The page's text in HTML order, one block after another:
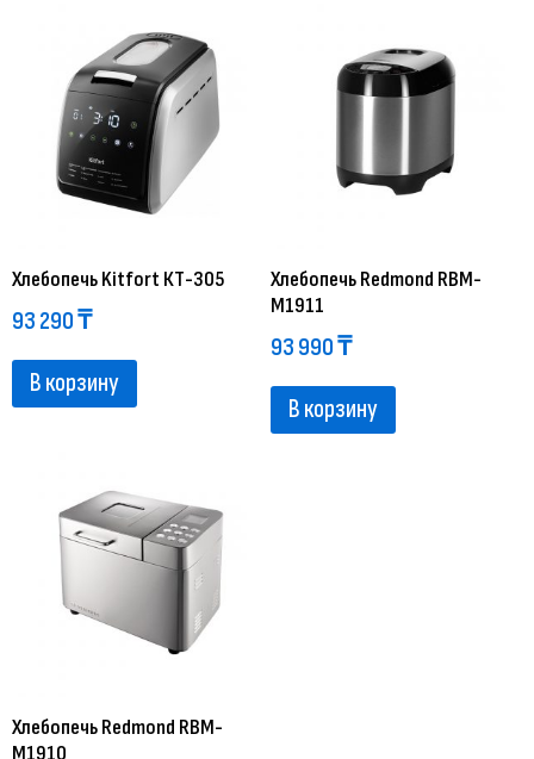
Хлебопечь Kitfort КТ-305
93 290₸
В корзину
Хлебопечь Redmond RBM-
M1911
93 990₸
В корзину
Хлебопечь Redmond RBM-